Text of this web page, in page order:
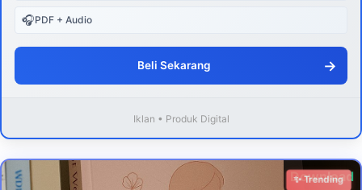
🎧PDF + Audio
Beli Sekarang →
Iklan • Produk Digital
Download
✨ Trending